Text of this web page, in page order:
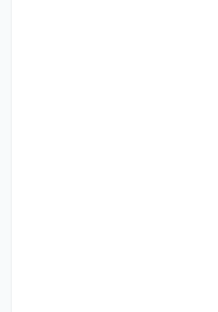
اهمیت می‌دهید،
برای شما خواهند بود.
کانگرو ویتنام را انتخاب کنید؟ با
تنها از کیفیت آب خود اطمینان
سلامت خانواده‌تان نیز کمک
مناسب و کیفیت بالا، این
هوشمندانه برای بهبود زندگی
از
اطمینان خرید خود را انجام دهید و
بهره‌مند شوید.